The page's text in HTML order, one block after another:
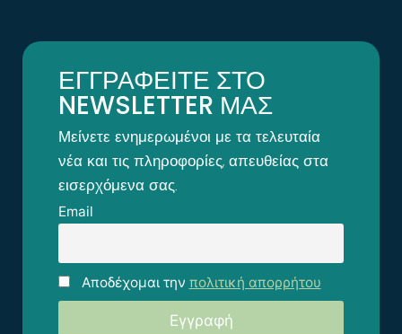
ΕΓΓΡΑΦΕΙΤΕ ΣΤΟ
NEWSLETTER ΜΑΣ
Μείνετε ενημερωμένοι με τα τελευταία
νέα και τις πληροφορίες, απευθείας στα
εισερχόμενα σας.
Email
Αποδέχομαι την πολιτική απορρήτου